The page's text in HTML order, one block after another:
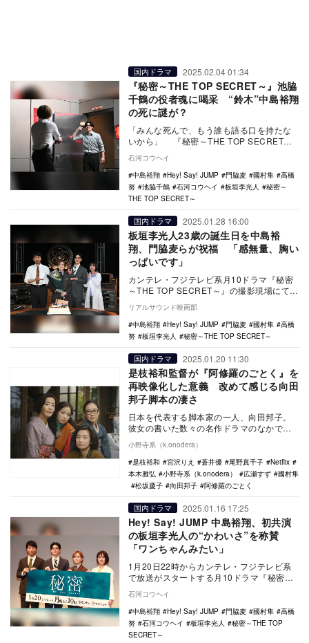
国内ドラマ 2025.02.04 01:34
『秘密～THE TOP SECRET～』池脇
千鶴の役者魂に喝采 “鈴木”中島裕翔
の死に謎が？
「みんな死んで、もう誰も語る口を持たな
いから」 『秘密～THE TOP SECRET
『秘…
石河コウヘイ
中島裕翔
Hey! Say! JUMP 門脇麦 國村隼
高橋
努
池脇千鶴 石河コウヘイ 板垣李光人
秘密～
THE TOP SECRET～
国内ドラマ 2025.01.28 16:00
板垣李光人23歳の誕生日を中島裕
翔、門脇麦らが祝福 「感無量、胸い
っぱいです」
カンテレ・フジテレビ系月10ドラマ『秘密
～THE TOP SECRET～』の撮影現場にて、
板垣李光人の23歳の誕生日を祝うサプラ…
リアルサウンド映画部
中島裕翔
Hey! Say! JUMP 門脇麦 國村隼
高橋
努
板垣李光人 秘密～THE TOP SECRET～
国内ドラマ 2025.01.20 11:30
是枝裕和監督が『阿修羅のごとく』を
再映像化した意義 改めて感じる向田
邦子脚本の凄さ
日本を代表する脚本家の一人、向田邦子。
彼女の書いた数々の名作ドラマのなかで、
ひときわ異彩を放ったホームドラマが、
NHK放送の『阿…
小野寺系（k.onodera）
是枝裕和
宮沢りえ 蒼井優 尾野真千子
Netflix
本木雅弘
小野寺系（k.onodera） 広瀬すず
國村隼
松坂慶子
向田邦子 阿修羅のごとく
国内ドラマ 2025.01.16 17:25
Hey! Say! JUMP 中島裕翔、初共演
の板垣李光人の“かわいさ”を称賛
「ワンちゃんみたい」
1月20日22時からカンテレ・フジテレビ系
で放送がスタートする月10ドラマ『秘密～
石河コウヘイ
中島裕翔
Hey! Say! JUMP 門脇麦 國村隼
高橋
努
石河コウヘイ 板垣李光人
秘密～THE TOP
SECRET～